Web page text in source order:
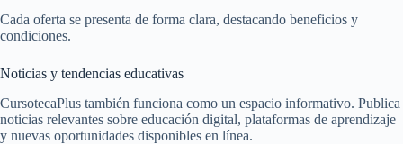
Cada oferta se presenta de forma clara, destacando beneficios y
condiciones.
Noticias y tendencias educativas
CursotecaPlus también funciona como un espacio informativo. Publica
noticias relevantes sobre educación digital, plataformas de aprendizaje
y nuevas oportunidades disponibles en línea.